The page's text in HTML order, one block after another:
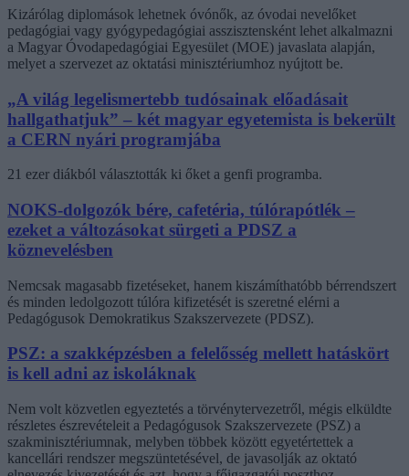
Kizárólag diplomások lehetnek óvónők, az óvodai nevelőket
pedagógiai vagy gyógypedagógiai asszisztensként lehet alkalmazni
a Magyar Óvodapedagógiai Egyesület (MOE) javaslata alapján,
melyet a szervezet az oktatási minisztériumhoz nyújtott be.
„A világ legelismertebb tudósainak előadásait
hallgathatjuk” – két magyar egyetemista is bekerült
a CERN nyári programjába
21 ezer diákból választották ki őket a genfi programba.
NOKS-dolgozók bére, cafetéria, túlórapótlék –
ezeket a változásokat sürgeti a PDSZ a
köznevelésben
Nemcsak magasabb fizetéseket, hanem kiszámíthatóbb bérrendszert
és minden ledolgozott túlóra kifizetését is szeretné elérni a
Pedagógusok Demokratikus Szakszervezete (PDSZ).
PSZ: a szakképzésben a felelősség mellett hatáskört
is kell adni az iskoláknak
Nem volt közvetlen egyeztetés a törvénytervezetről, mégis elküldte
részletes észrevételeit a Pedagógusok Szakszervezete (PSZ) a
szakminisztériumnak, melyben többek között egyetértettek a
kancellári rendszer megszüntetésével, de javasolják az oktató